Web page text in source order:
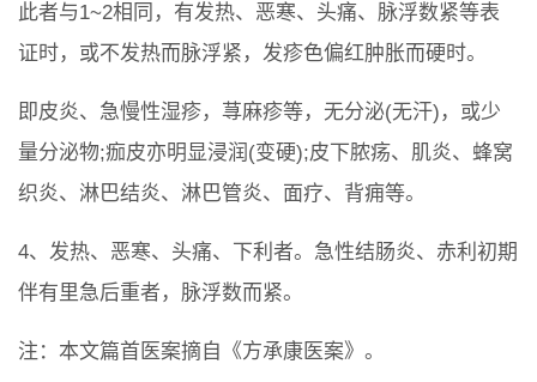
此者与1~2相同，有发热、恶寒、头痛、脉浮数紧等表
证时，或不发热而脉浮紧，发疹色偏红肿胀而硬时。
即皮炎、急慢性湿疹，荨麻疹等，无分泌(无汗)，或少
量分泌物;痂皮亦明显浸润(变硬);皮下脓疡、肌炎、蜂窝
织炎、淋巴结炎、淋巴管炎、面疗、背痈等。
4、发热、恶寒、头痛、下利者。急性结肠炎、赤利初期
伴有里急后重者，脉浮数而紧。
注：本文篇首医案摘自《方承康医案》。